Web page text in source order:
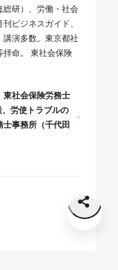
総研）、労働・社会
ビジネスガイド、
演多数。東京都社
拝命。 東社会保険
東社会保険労務士
労使トラブルの
事務所（千代田